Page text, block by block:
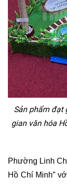
Sản phẩm đạt
gian văn hóa
Phường Linh
Hồ Chí Minh”